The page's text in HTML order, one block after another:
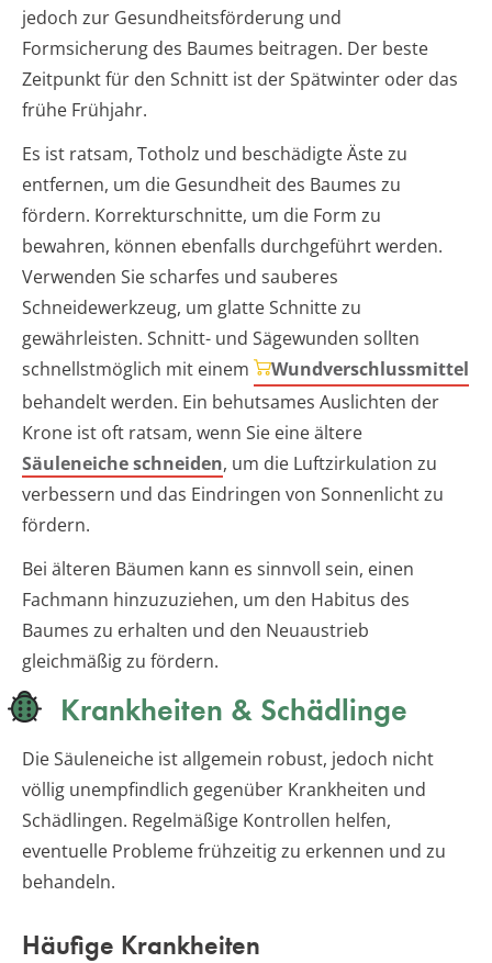
jedoch zur Gesundheitsförderung und
Formsicherung des Baumes beitragen. Der beste
Zeitpunkt für den Schnitt ist der Spätwinter oder das
frühe Frühjahr.
Es ist ratsam, Totholz und beschädigte Äste zu
entfernen, um die Gesundheit des Baumes zu
fördern. Korrekturschnitte, um die Form zu
bewahren, können ebenfalls durchgeführt werden.
Verwenden Sie scharfes und sauberes
Schneidewerkzeug, um glatte Schnitte zu
gewährleisten. Schnitt- und Sägewunden sollten
schnellstmöglich mit einem
Wundverschlussmittel
behandelt werden. Ein behutsames Auslichten der
Krone ist oft ratsam, wenn Sie eine ältere
Säuleneiche schneiden, um die Luftzirkulation zu
verbessern und das Eindringen von Sonnenlicht zu
fördern.
Bei älteren Bäumen kann es sinnvoll sein, einen
Fachmann hinzuzuziehen, um den Habitus des
Baumes zu erhalten und den Neuaustrieb
gleichmäßig zu fördern.
Krankheiten & Schädlinge
Die Säuleneiche ist allgemein robust, jedoch nicht
völlig unempfindlich gegenüber Krankheiten und
Schädlingen. Regelmäßige Kontrollen helfen,
eventuelle Probleme frühzeitig zu erkennen und zu
behandeln.
Häufige Krankheiten